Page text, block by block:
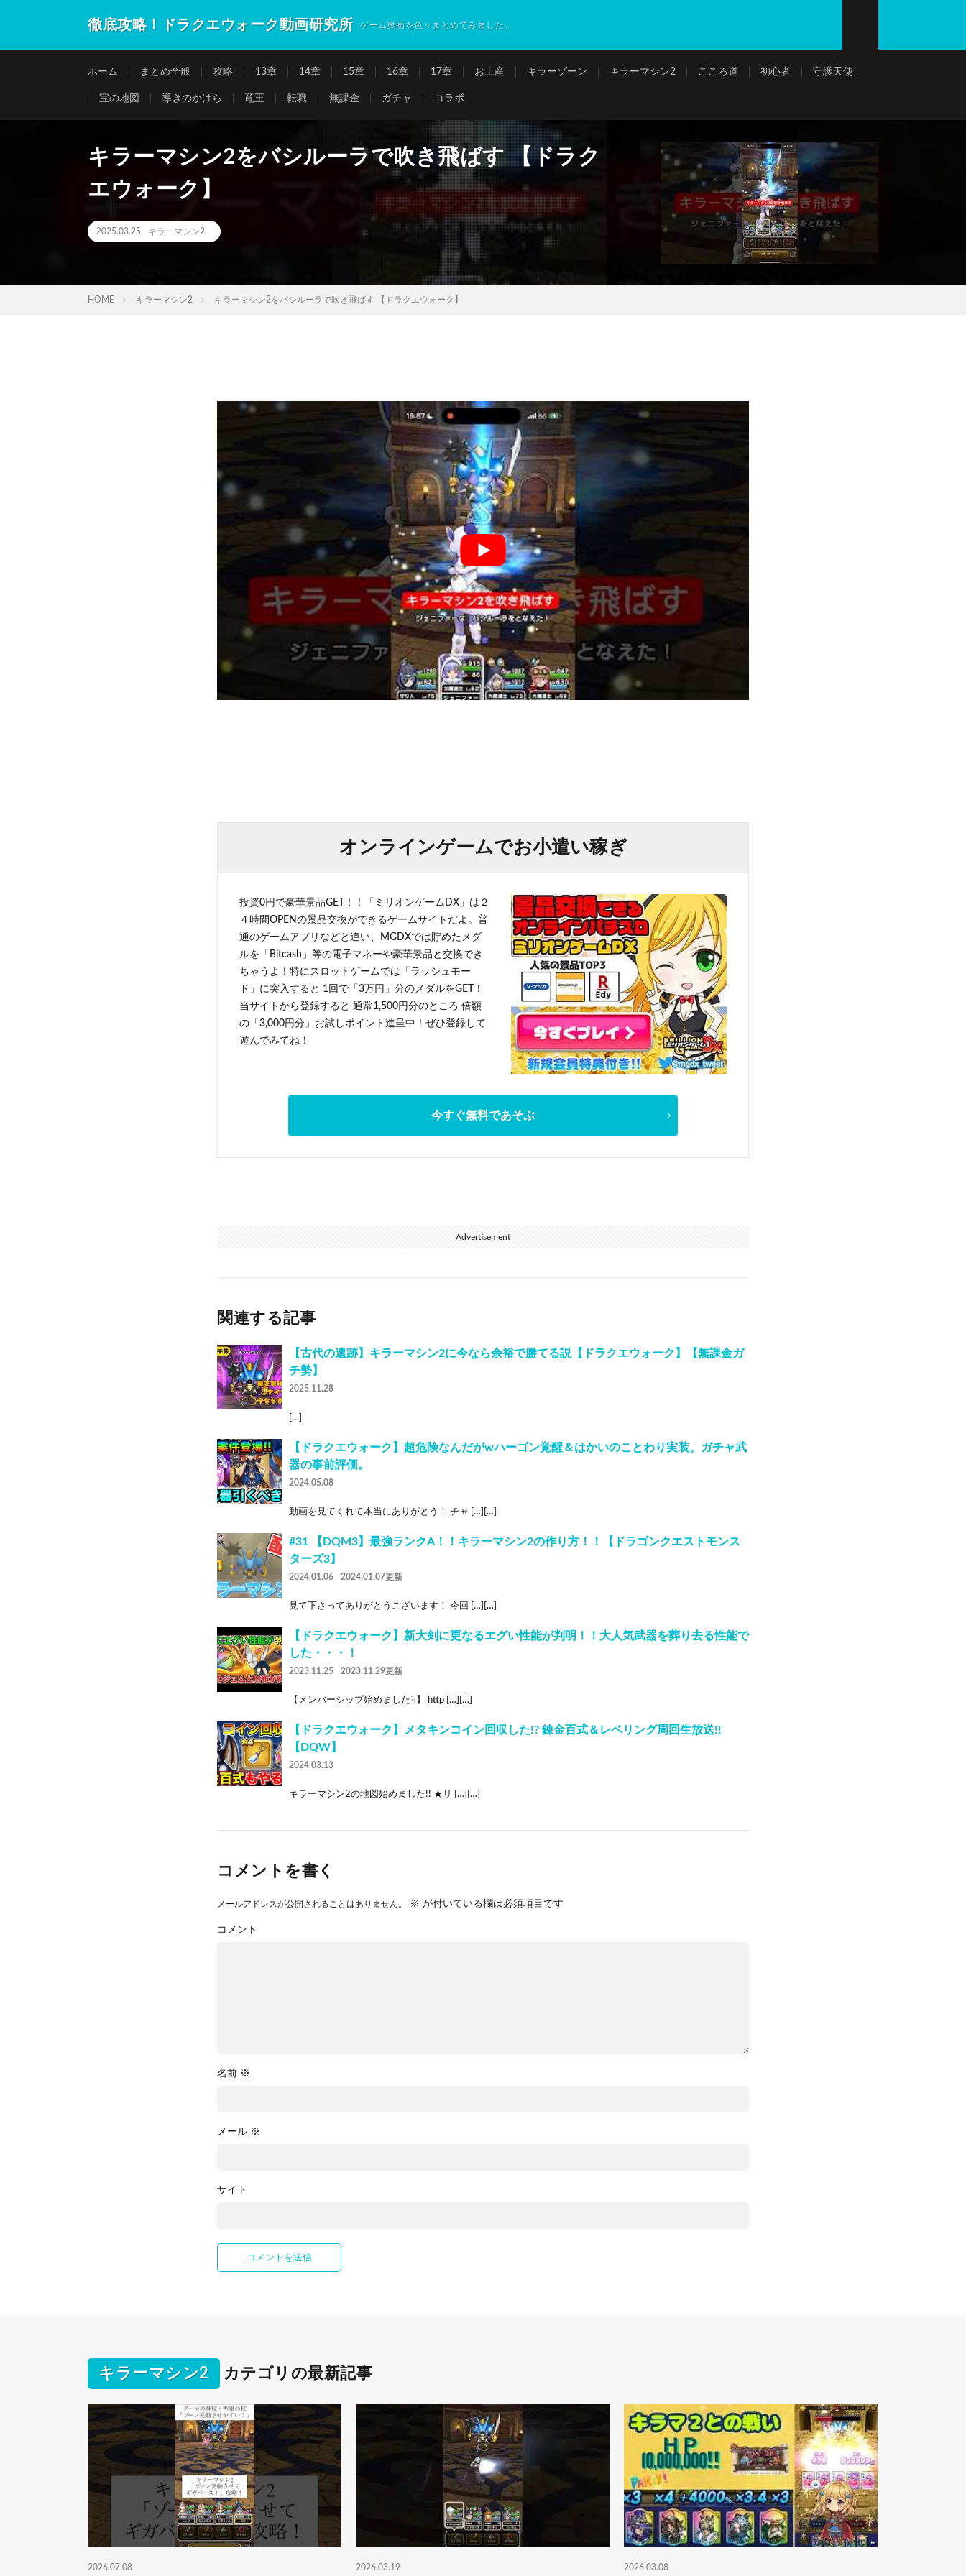
徹底攻略！ドラクエウォーク動画研究所 ゲーム動画を色々まとめてみました。
ホーム まとめ全般 攻略 13章 14章 15章 16章 17章 お土産 キラーゾーン キラーマシン2 こころ道 初心者 守護天使
宝の地図 導きのかけら 竜王 転職 無課金 ガチャ コラボ
キラーマシン2をバシルーラで吹き飛ばす 【ドラク
エウォーク】
2025.03.25 キラーマシン2
HOME キラーマシン2 キラーマシン2をバシルーラで吹き飛ばす 【ドラクエウォーク】
オンラインゲームでお小遣い稼ぎ
投資0円で豪華景品GET！！「ミリオンゲームDX」は２
４時間OPENの景品交換ができるゲームサイトだよ。普
通のゲームアプリなどと違い、MGDXでは貯めたメダ
ルを「Bitcash」等の電子マネーや豪華景品と交換でき
ちゃうよ！特にスロットゲームでは「ラッシュモー
ド」に突入すると 1回で「3万円」分のメダルをGET！
当サイトから登録すると 通常1,500円分のところ 倍額
の「3,000円分」お試しポイント進呈中！ぜひ登録して
遊んでみてね！
今すぐ無料であそぶ
Advertisement
関連する記事
【古代の遺跡】キラーマシン2に今なら余裕で勝てる説【ドラクエウォーク】【無課金ガ
チ勢】
2025.11.28
[…]
【ドラクエウォーク】超危険なんだがwハーゴン覚醒＆はかいのことわり実装。ガチャ武
器の事前評価。
2024.05.08
動画を見てくれて本当にありがとう！ チャ […][…]
#31 【DQM3】最強ランクA！！キラーマシン2の作り方！！【ドラゴンクエストモンス
ターズ3】
2024.01.06 2024.01.07更新
見て下さってありがとうございます！ 今回 […][…]
【ドラクエウォーク】新大剣に更なるエグい性能が判明！！大人気武器を葬り去る性能で
した・・・！
2023.11.25 2023.11.29更新
【メンバーシップ始めました☟】 http […][…]
【ドラクエウォーク】メタキンコイン回収した!? 錬金百式＆レベリング周回生放送!!
【DQW】
2024.03.13
キラーマシン2の地図始めました!! ★リ […][…]
コメントを書く
メールアドレスが公開されることはありません。 ※ が付いている欄は必須項目です
コメント
名前 ※
メール ※
サイト
キラーマシン2 カテゴリの最新記事
2026.07.08 2026.03.19 2026.03.08